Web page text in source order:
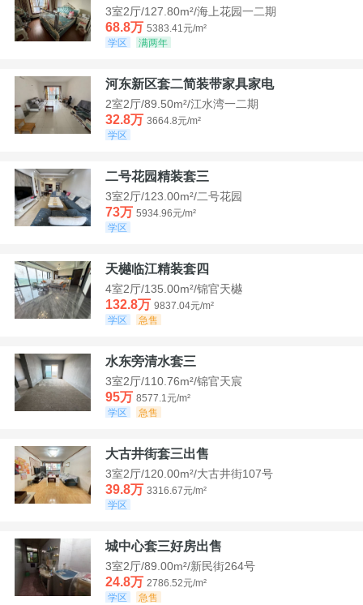
3室2厅/127.80m²/海上花园一二期
68.8万 5383.41元/m²
学区
满两年
河东新区套二简装带家具家电
2室2厅/89.50m²/江水湾一二期
32.8万 3664.8元/m²
学区
二号花园精装套三
3室2厅/123.00m²/二号花园
73万 5934.96元/m²
学区
天樾临江精装套四
4室2厅/135.00m²/锦官天樾
132.8万 9837.04元/m²
学区
急售
水东旁清水套三
3室2厅/110.76m²/锦官天宸
95万 8577.1元/m²
学区
急售
大古井街套三出售
3室2厅/120.00m²/大古井街107号
39.8万 3316.67元/m²
学区
城中心套三好房出售
3室2厅/89.00m²/新民街264号
24.8万 2786.52元/m²
学区
急售